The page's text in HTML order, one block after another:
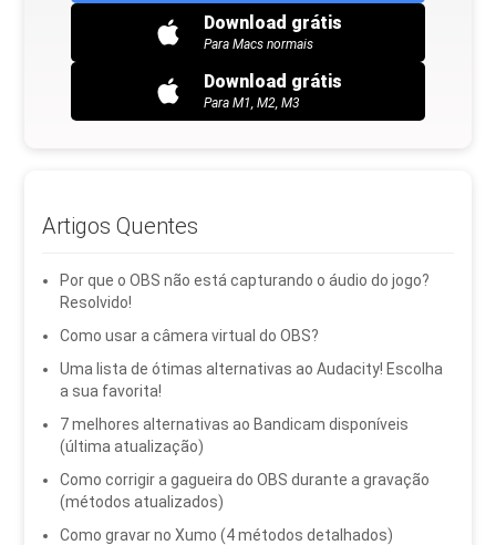
Download grátis
Para Macs normais
Download grátis
Para M1, M2, M3
Artigos Quentes
Por que o OBS não está capturando o áudio do jogo?
Resolvido!
Como usar a câmera virtual do OBS?
Uma lista de ótimas alternativas ao Audacity! Escolha
a sua favorita!
7 melhores alternativas ao Bandicam disponíveis
(última atualização)
Como corrigir a gagueira do OBS durante a gravação
(métodos atualizados)
Como gravar no Xumo (4 métodos detalhados)